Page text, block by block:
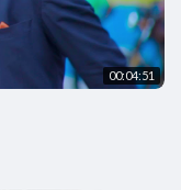
00:04:51